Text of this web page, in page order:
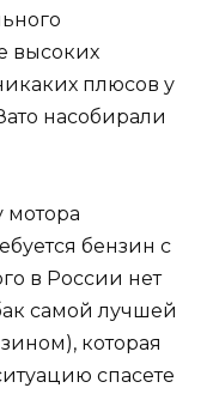
высоких
плюсов у
насобирали
мотора
бензин с
в России нет
самой лучшей
которая
спасете